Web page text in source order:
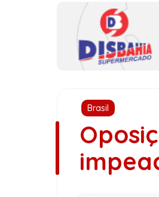
Brasil